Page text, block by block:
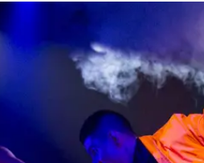
Inicio
Nosotros
Historia
Compañia